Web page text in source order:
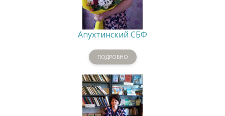
Апухтинский СБФ
ПОДРОБНО